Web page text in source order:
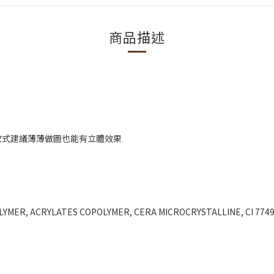
商品描述
建議薄薄做圖也能有立體效果
ACRYLATES COPOLYMER, CERA MICROCRYSTALLINE, CI